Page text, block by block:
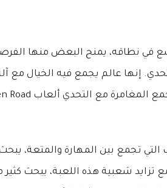
في نطاقه، يمنح البعض منها
إنها عالم يجمع فيه الخيال مع
التي تجمع بين المهارة والمتعة،
تزايد شعبية هذه اللعبة، يبحث